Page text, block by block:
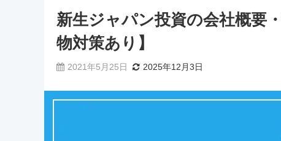
新生ジャパン投資の会社概要
物対策あり】
2021年5月25日 2025年12月3日